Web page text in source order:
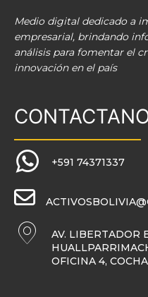
Medio digital dedicado a
empresarial, brindando
análisis para fomentar el
innovación en el país
+591 74371337
AV. LIBERTADOR
OFICINA 4,